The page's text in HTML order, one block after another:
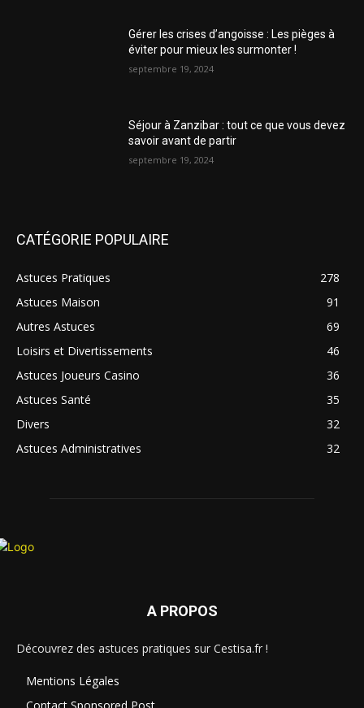
Gérer les crises d’angoisse : Les pièges à
éviter pour mieux les surmonter !
septembre 19, 2024
Séjour à Zanzibar : tout ce que vous devez
savoir avant de partir
septembre 19, 2024
CATÉGORIE POPULAIRE
Astuces Pratiques
278
Astuces Maison
91
Autres Astuces
69
Loisirs et Divertissements
46
Astuces Joueurs Casino
36
Astuces Santé
35
Divers
32
Astuces Administratives
32
A PROPOS
Découvrez des astuces pratiques sur Cestisa.fr !
Mentions Légales
Contact Sponsored Post